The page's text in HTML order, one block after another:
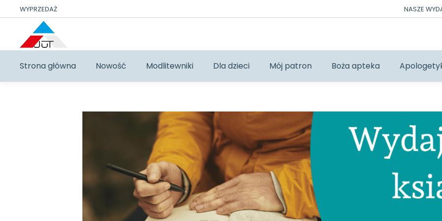
WYPRZEDAŻ NASZE
Strona główna Nowość Modlitewniki Dla dzieci Mój patron Boża apteka